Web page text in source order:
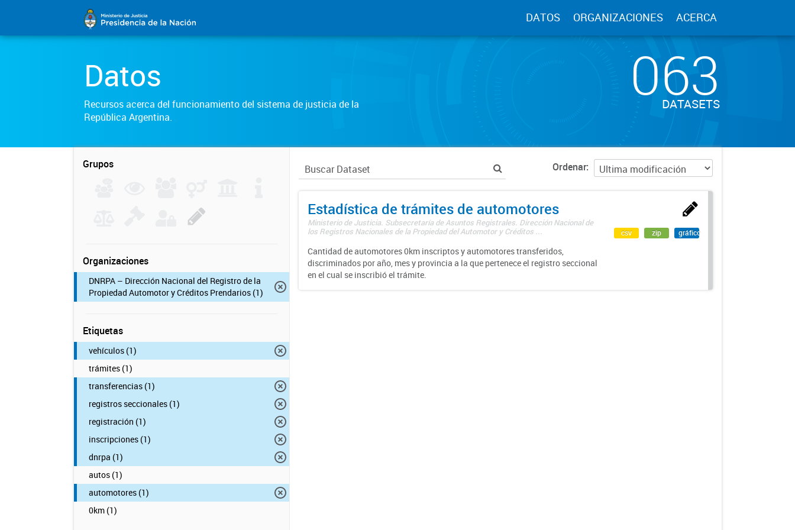
DATOS ORGANIZACIONES ACERCA
Datos
Recursos acerca del funcionamiento del sistema de justicia de la
República Argentina.
063
DATASETS
Grupos
Organizaciones
DNRPA – Dirección Nacional del Registro de la
Propiedad Automotor y Créditos Prendarios (1)
Etiquetas
vehículos (1)
trámites (1)
transferencias (1)
registros seccionales (1)
registración (1)
inscripciones (1)
dnrpa (1)
autos (1)
automotores (1)
0km (1)
Ordenar
Estadística de trámites de automotores
Ministerio de Justicia. Subsecretaría de Asuntos Registrales. Dirección Nacional de
los Registros Nacionales de la Propiedad del Automotor y Créditos ...
Cantidad de automotores 0km inscriptos y automotores transferidos,
discriminados por año, mes y provincia a la que pertenece el registro seccional
en el cual se inscribió el trámite.
csv zip gráfico